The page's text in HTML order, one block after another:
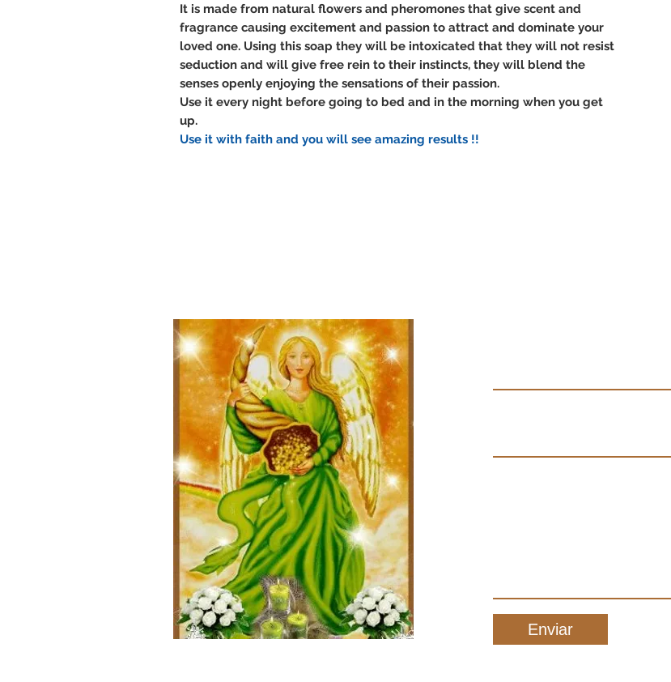
It is made from natural flowers and pheromones that give scent and
fragrance causing excitement and passion to attract and dominate your
loved one. Using this soap they will be intoxicated that they will not resist
seduction and will give free rein to their instincts, they will blend the
senses openly enjoying the sensations of their passion.
Use it every night before going to bed and in the morning when you get
up.
Use it with faith and you will see amazing results !!
Enviar